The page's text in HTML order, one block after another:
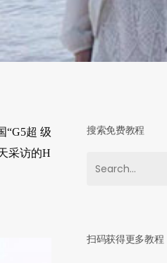
“G5超 级
采访的H
搜索免费教程
扫码获得更多教程